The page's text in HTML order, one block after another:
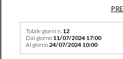
Totale giorni n. 12
Dal giorno 11/07/2024 17:00
Al giorno24/07/2024 10:00